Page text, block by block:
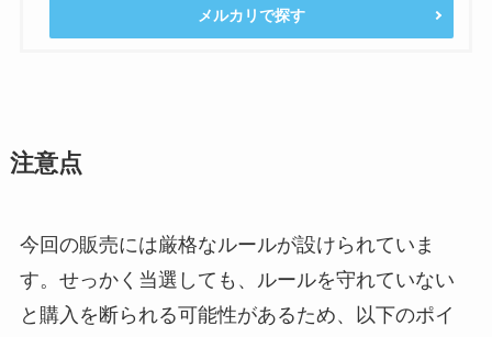
メルカリで探す
注意点
今回の販売には厳格なルールが設けられていま
す。せっかく当選しても、ルールを守れていない
と購入を断られる可能性があるため、以下のポイ